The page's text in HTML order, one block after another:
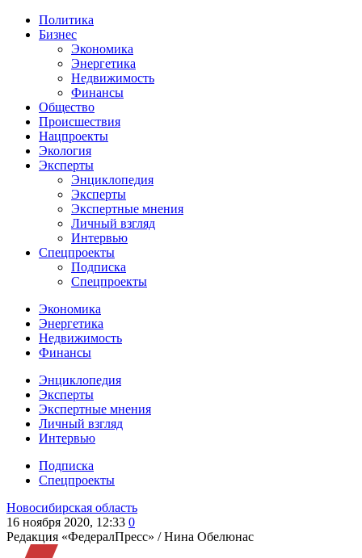
Политика
Бизнес
Экономика
Энергетика
Недвижимость
Финансы
Общество
Происшествия
Нацпроекты
Экология
Эксперты
Энциклопедия
Эксперты
Экспертные мнения
Личный взгляд
Интервью
Спецпроекты
Подписка
Спецпроекты
Экономика
Энергетика
Недвижимость
Финансы
Энциклопедия
Эксперты
Экспертные мнения
Личный взгляд
Интервью
Подписка
Спецпроекты
Новосибирская область
16 ноября 2020, 12:33 0
Редакция «ФедералПресс» /Нина Обелюнас